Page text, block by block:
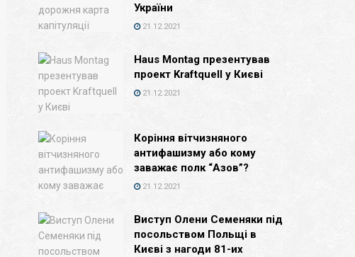
України
21.12.2021
Haus Montag презентував
проект Kraftquell у Києві
21.12.2021
Коріння вітчизняного
антифашизму або кому
заважає полк “Азов”?
21.12.2021
Виступ Олени Семеняки під
посольством Польщі в
Києві з нагоди 81-их